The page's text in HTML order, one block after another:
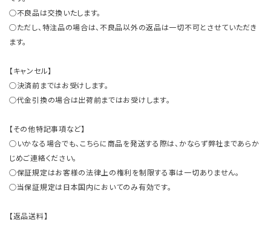
○不良品は交換いたします。
○ただし、特注品の場合は、不良品以外の返品は一切不可とさせていただき
ます。
【キャンセル】
○決済前まではお受けします。
○代金引換の場合は出荷前まではお受けします。
【その他特記事項など】
○いかなる場合でも、こちらに商品を発送する際は、かならず弊社まであらか
じめご連絡ください。
○保証規定はお客様の法律上の権利を制限する事は一切ありません。
○当保証規定は日本国内においてのみ有効です。
【返品送料】